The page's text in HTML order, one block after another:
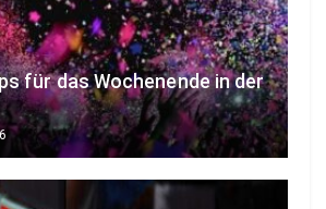
für das Wochenende in der